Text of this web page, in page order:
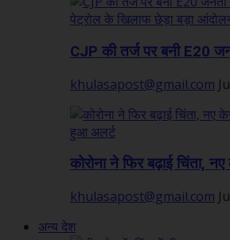
CJP की तर्ज पर बनी E20
khulasapost@gmail.com
कोरोना ने फिर बढ़ाई चिंता,
khulasapost@gmail.com
अन्य देश